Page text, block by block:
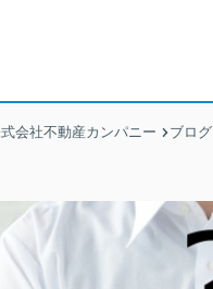
会社不動産カンパニー ブログ